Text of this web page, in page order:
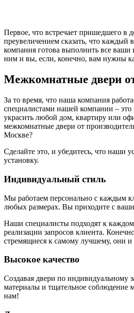
Первое, что встречает пришедшего в
преувеличением сказать, что
компания готова выполнить все ваши
ним и вы, если, конечно, вам нужны
Межкомнатные двери
За то время, что наша компания
специалистами нашей компании –
украсить любой дом, квартиру или
межкомнатные двери от
Москве?
Сделайте это, и убедитесь, что наши
установку.
Индивидуальный стиль
Мы работаем персонально с каждым
любых размерах. Вы приходите с
Наши специалисты подходят к
реализации запросов клиента.
стремящиеся к самому лучшему, они
Высокое качество
Создавая двери по индивидуальному
материалы и тщательное соблюдение
нам!